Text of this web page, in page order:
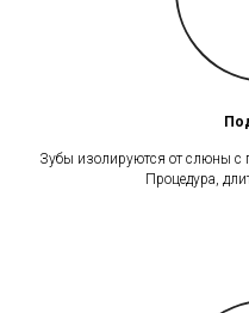
Зубы изолируются от слюны с
Процедура,